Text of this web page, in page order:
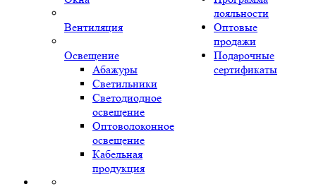
Вентиляция
Освещение
Абажуры
Светильники
Светодиодное
освещение
Оптоволоконное
освещение
Кабельная
продукция
лояльности
Оптовые
продажи
Подарочные
сертификаты